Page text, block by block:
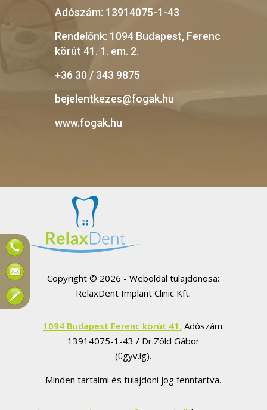
Adószám: 13914075-1-43
Rendelőnk: 1094 Budapest, Ferenc
körút 41. 1. em. 2.
+36 30 / 343 9875
bejelentkezes@fogak.hu
www.fogak.hu
Copyright © 2026 - Weboldal tulajdonosa:
RelaxDent Implant Clinic Kft.
1094 Budapest Ferenc körút 41. Adószám:
13914075-1-43 / Dr.Zöld Gábor
(ügyv.ig).
Minden tartalmi és tulajdoni jog fenntartva.